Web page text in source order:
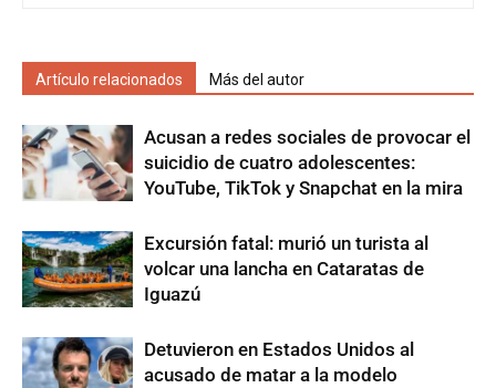
Artículo relacionados Más del autor
Acusan a redes sociales de provocar el
suicidio de cuatro adolescentes:
YouTube, TikTok y Snapchat en la mira
Excursión fatal: murió un turista al
volcar una lancha en Cataratas de
Iguazú
Detuvieron en Estados Unidos al
acusado de matar a la modelo